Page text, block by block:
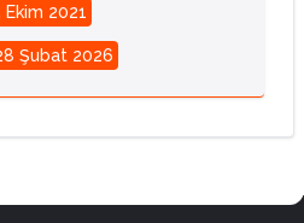
Ekim 2021
Şubat 2026